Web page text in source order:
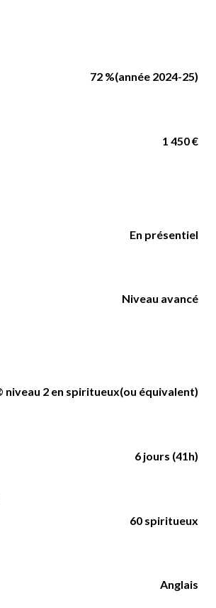
72 %(année 2024-25)
1 450 €
En présentiel
Niveau avancé
niveau 2 en spiritueux(ou équivalent)
6 jours (41h)
60 spiritueux
Anglais